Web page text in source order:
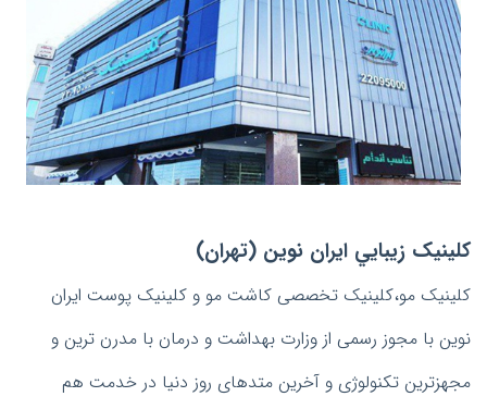
کلينيک زيبايي ايران نوین (تهران)
کلینیک مو،کلینیک تخصصی کاشت مو و کلینیک پوست ایران
نوین با مجوز رسمی از وزارت بهداشت و درمان با مدرن ترین و
مجهزترین تکنولوژی و آخرین متدهای روز دنیا در خدمت هم